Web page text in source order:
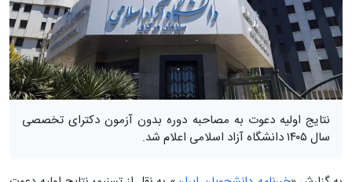
نتایج اولیه دعوت به مصاحبه دوره بدون آزمون دکترای تخصصی
سال ۱۴۰۵ دانشگاه آزاد اسلامی اعلام شد.